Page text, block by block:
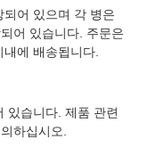
어 있으며 각 병은
어 있습니다. 주문은
에 배송됩니다.
있습니다. 제품 관련
하십시오.